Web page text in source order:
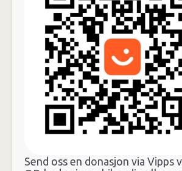
Send oss en donasjon via Vipps